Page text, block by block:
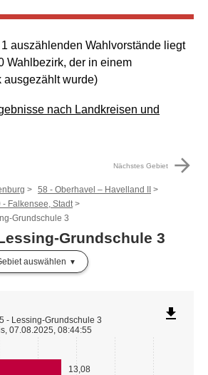
auszählenden Wahlvorstände liegt
Wahlbezirk, der in einem
ausgezählt wurde)
nach Landkreisen und
Nächstes Gebiet arrow_forward
58 - Oberhavel – Havelland II
Falkensee, Stadt
Grundschule 3
Grundschule 3
auswählen
13,08
- Lessing-Grundschule 3
07.08.2025, 08:44:55
file_download